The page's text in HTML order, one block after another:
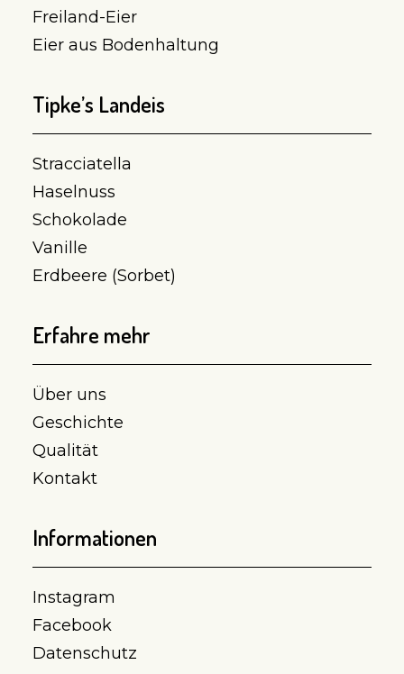
Freiland-Eier
Eier aus Bodenhaltung
Tipke’s Landeis
Stracciatella
Haselnuss
Schokolade
Vanille
Erdbeere (Sorbet)
Erfahre mehr
Über uns
Geschichte
Qualität
Kontakt
Informationen
Instagram
Facebook
Datenschutz